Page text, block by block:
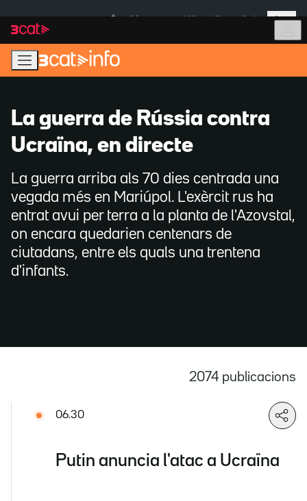
navegació
principal
contingut
Més
La guerra de Rússia contra
Ucraïna, en directe
La guerra arriba als 70 dies centrada una
vegada més en Mariúpol. L'exèrcit rus ha
entrat avui per terra a la planta de l'Azovstal,
on encara quedarien centenars de
ciutadans, entre els quals una trentena
d'infants.
2074 publicacions
06.30
Putin anuncia l'atac a Ucraïna